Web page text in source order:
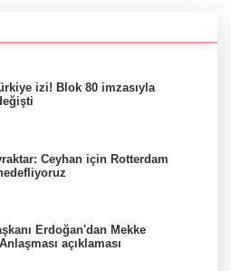
izi! Blok 80 imzasıyla
Ceyhan için Rotterdam
Erdoğan'dan Mekke
açıklaması